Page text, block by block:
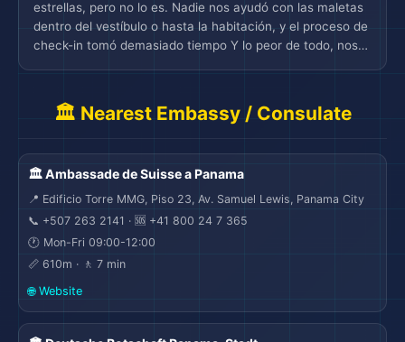
estrellas, pero no lo es. Nadie nos ayudó con las maletas
dentro del vestíbulo o hasta la habitación, y el proceso de
check-in tomó demasiado tiempo Y lo peor de todo, nos
seguridad). Luego nos dieron una nueva habitación, que
tiene una bonita vista, pero en general es muy sencilla. El
rota. La piscina tiene una bonita vista, pero no
proporcionaron toallas. No recomendaría este hotel.
🏛️ Nearest Embassy / Consulate
🏛️ Ambassade de Suisse a Panama
📍 Edificio Torre MMG, Piso 23, Av. Samuel Lewis, Panama City
📞 +507 263 2141 · 🆘 +41 800 24 7 365
🕐 Mon-Fri 09:00-12:00
📏 610m · 🚶 7 min
🌐 Website